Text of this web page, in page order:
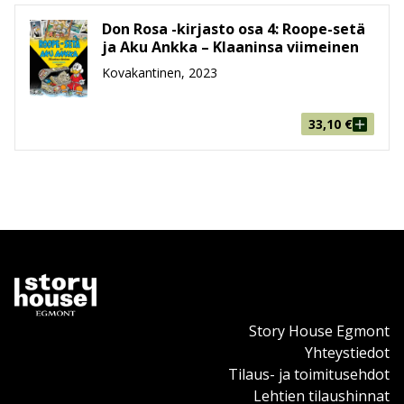
Don Rosa -kirjasto osa 4: Roope-setä
ja Aku Ankka – Klaaninsa viimeinen
Kovakantinen, 2023
33,10 €
Story House Egmont
Yhteystiedot
Tilaus- ja toimitusehdot
Lehtien tilaushinnat